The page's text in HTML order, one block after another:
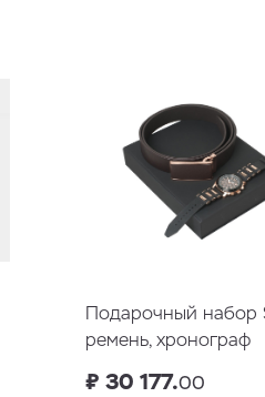
Подарочный набор
ремень, хронограф
₽ 30 177.00